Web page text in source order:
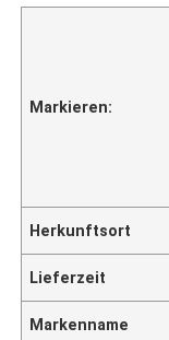
Markieren:
Herkunftsort
Lieferzeit
Markenname